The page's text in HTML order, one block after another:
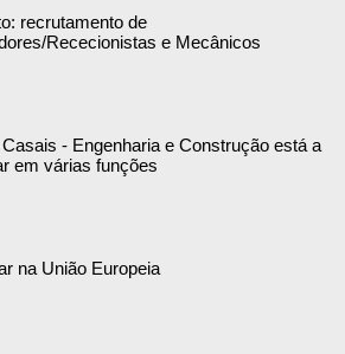
recrutamento de
Rececionistas e Mecânicos
- Engenharia e Construção está a
em várias funções
na União Europeia